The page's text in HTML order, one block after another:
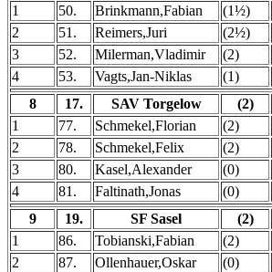
1
50. Brinkmann,Fabian (1½)
2
51. Reimers,Juri (2½)
3
52. Milerman,Vladimir (2)
4
53. Vagts,Jan-Niklas (1)
8
17. SAV Torgelow (2)
1
77. Schmekel,Florian (2)
2
78. Schmekel,Felix (2)
3
80. Kasel,Alexander (0)
4
81. Faltinath,Jonas (0)
9
19. SF Sasel (2)
1
86. Tobianski,Fabian (2)
2
87. Ollenhauer,Oskar (0)